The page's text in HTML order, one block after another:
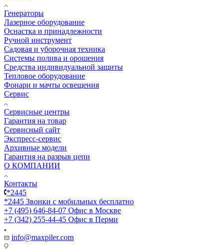
Генераторы
Лазерное оборудование
Оснастка и принадлежности
Ручной инструмент
Садовая и уборочная техника
Системы полива и орошения
Средства индивидуальной защиты
Тепловое оборудование
Фонари и мачты освещения
Сервис
Сервисные центры
Гарантия на товар
Сервисный сайт
Экспресс-сервис
Архивные модели
Гарантия на разрыв цепи
О КОМПАНИИ
Контакты
*2445
*2445 Звонки с мобильных бесплатно
+7 (495) 646-84-07 Офис в Москве
+7 (342) 255-44-45 Офис в Перми
info@maxpiler.com